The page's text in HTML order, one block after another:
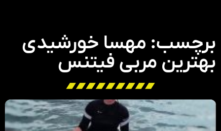
برچسب: مهسا خورشیدی
بهترین مربی فیتنس